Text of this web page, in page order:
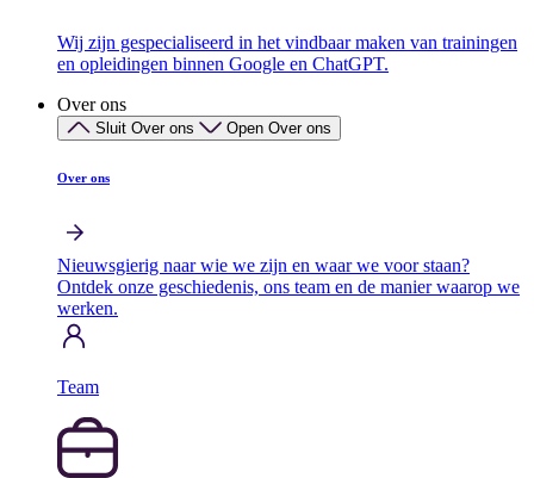
Wij zijn gespecialiseerd in het vindbaar maken van trainingen
en opleidingen binnen Google en ChatGPT.
Over ons
Sluit Over ons Open Over ons
Over ons
Nieuwsgierig naar wie we zijn en waar we voor staan?
Ontdek onze geschiedenis, ons team en de manier waarop we
werken.
Team